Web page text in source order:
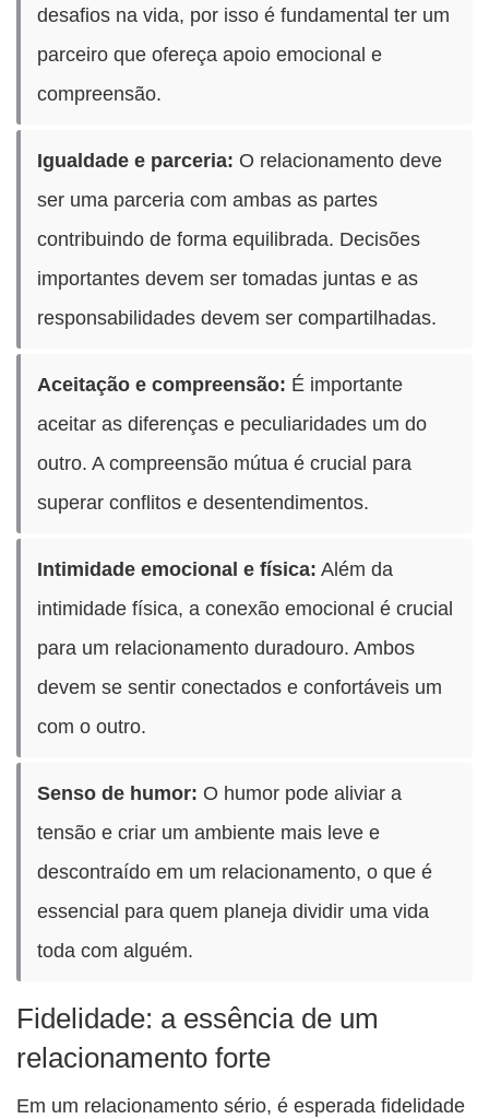
desafios na vida, por isso é fundamental ter um
parceiro que ofereça apoio emocional e
compreensão.
Igualdade e parceria: O relacionamento deve
ser uma parceria com ambas as partes
contribuindo de forma equilibrada. Decisões
importantes devem ser tomadas juntas e as
responsabilidades devem ser compartilhadas.
Aceitação e compreensão: É importante
aceitar as diferenças e peculiaridades um do
outro. A compreensão mútua é crucial para
superar conflitos e desentendimentos.
Intimidade emocional e física: Além da
intimidade física, a conexão emocional é crucial
para um relacionamento duradouro. Ambos
devem se sentir conectados e confortáveis um
com o outro.
Senso de humor: O humor pode aliviar a
tensão e criar um ambiente mais leve e
descontraído em um relacionamento, o que é
essencial para quem planeja dividir uma vida
toda com alguém.
Fidelidade: a essência de um
relacionamento forte
Em um relacionamento sério, é esperada fidelidade